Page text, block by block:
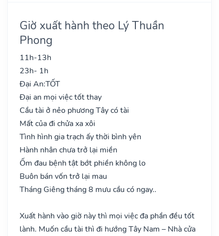
Giờ xuất hành theo Lý Thuần
Phong
11h-13h
23h- 1h
Đại An:TỐT
Đại an mọi việc tốt thay
Cầu tài ở nẻo phương Tây có tài
Mất của đi chửa xa xôi
Tình hình gia trạch ấy thời bình yên
Hành nhân chưa trở lại miền
Ốm đau bệnh tật bớt phiền không lo
Buôn bán vốn trở lại mau
Tháng Giêng tháng 8 mưu cầu có ngay..
Xuất hành vào giờ này thì mọi việc đa phần đều tốt
lành. Muốn cầu tài thì đi hướng Tây Nam – Nhà cửa